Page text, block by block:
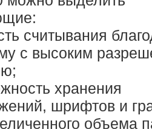
считывания
с высоким
хранения
шрифтов и
объема